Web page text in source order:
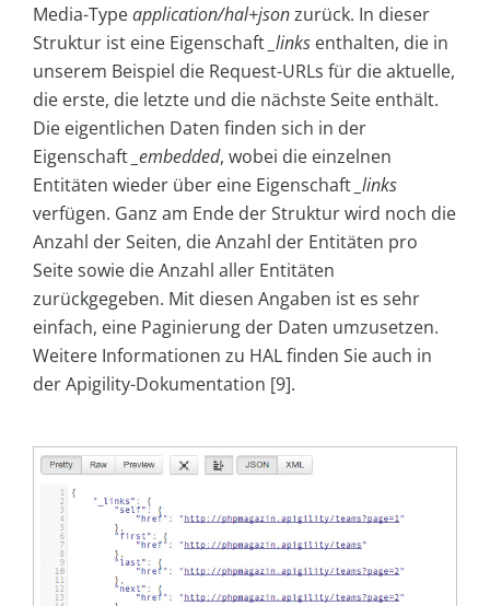
Media-Typeapplication/hal+jsonzurück. In dieser
Struktur ist eine Eigenschaft _links enthalten, die in
unserem Beispiel die Request-URLs für die aktuelle,
die erste, die letzte und die nächste Seite enthält.
Die eigentlichen Daten finden sich in der
Eigenschaft _embedded, wobei die einzelnen
Entitäten wieder über eine Eigenschaft _links
verfügen. Ganz am Ende der Struktur wird noch die
Anzahl der Seiten, die Anzahl der Entitäten pro
Seite sowie die Anzahl aller Entitäten
zurückgegeben. Mit diesen Angaben ist es sehr
einfach, eine Paginierung der Daten umzusetzen.
Weitere Informationen zu HAL finden Sie auch in
der Apigility-Dokumentation [9].